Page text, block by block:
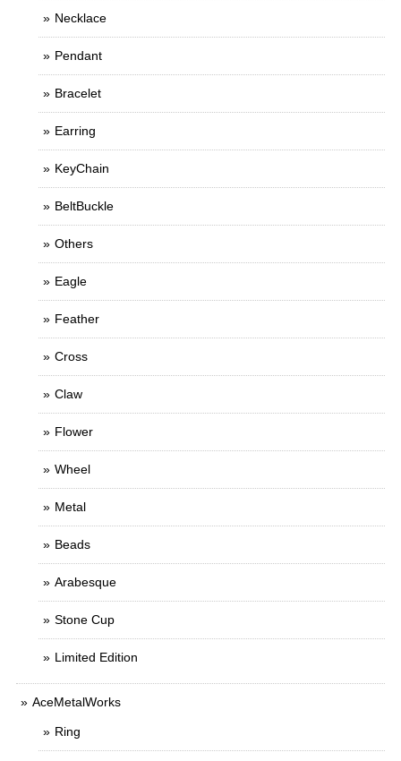
Necklace
Pendant
Bracelet
Earring
KeyChain
BeltBuckle
Others
Eagle
Feather
Cross
Claw
Flower
Wheel
Metal
Beads
Arabesque
Stone Cup
Limited Edition
AceMetalWorks
Ring